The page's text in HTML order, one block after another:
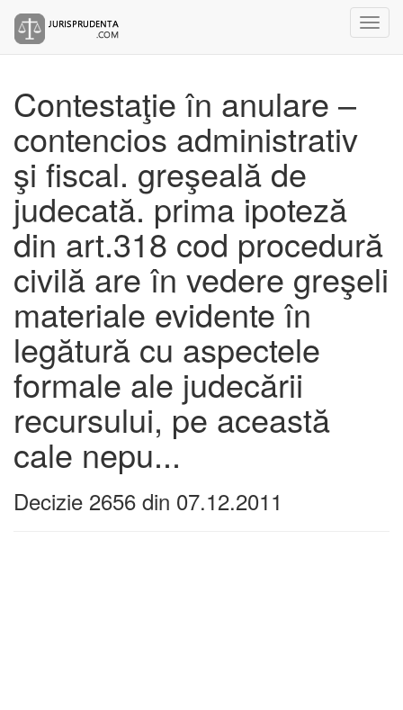
Contestaţie în anulare –
contencios administrativ
şi fiscal. greşeală de
judecată. prima ipoteză
din art.318 cod procedură
civilă are în vedere greşeli
materiale evidente în
legătură cu aspectele
formale ale judecării
recursului, pe această
cale nepu...
Decizie 2656 din 07.12.2011